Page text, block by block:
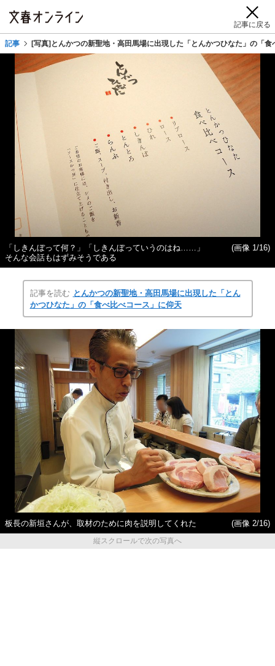
記事に戻る
記事 [写真]とんかつの新聖地・高田馬場に出現した「とんかつひなた」の「食
「しきんぼって何？」「しきんぼっていうのはね……」
そんな会話もはずみそうである
(画像 1/16)
記事を読む とんかつの新聖地・高田馬場に出現した「とん
かつひなた」の「食べ比べコース」に仰天
板長の新垣さんが、取材のために肉を説明してくれた
(画像 2/16)
縦スクロールで次の写真へ